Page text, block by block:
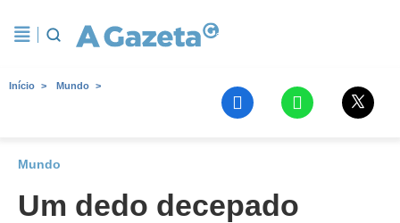
Início Mundo
Mundo
Um dedo decepado